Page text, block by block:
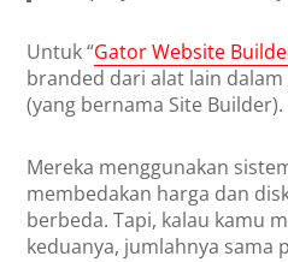
Untuk “Gator Website
branded dari alat lain dalam
(yang bernama Site Builder).
Mereka menggunakan
membedakan harga dan
berbeda. Tapi, kalau kamu
keduanya, jumlahnya sama